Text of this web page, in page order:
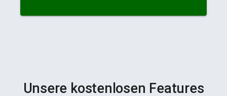
Unsere kostenlosen Features